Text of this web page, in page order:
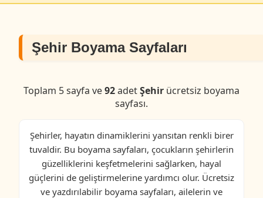
Şehir Boyama Sayfaları
Toplam 5 sayfa ve92adetŞehir ücretsiz boyama
sayfası.
Şehirler, hayatın dinamiklerini yansıtan renkli birer
tuvaldir. Bu boyama sayfaları, çocukların şehirlerin
güzelliklerini keşfetmelerini sağlarken, hayal
güçlerini de geliştirmelerine yardımcı olur. Ücretsiz
ve yazdırılabilir boyama sayfaları, ailelerin ve